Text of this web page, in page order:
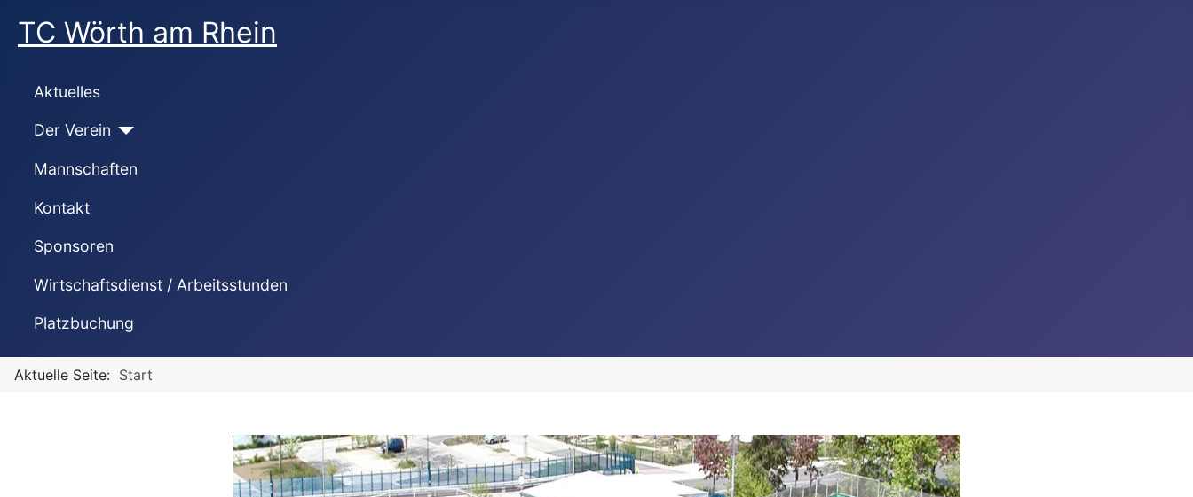
TC Wörth am Rhein
Aktuelles
Der Verein
Mannschaften
Kontakt
Sponsoren
Wirtschaftsdienst / Arbeitsstunden
Platzbuchung
Aktuelle Seite: Start